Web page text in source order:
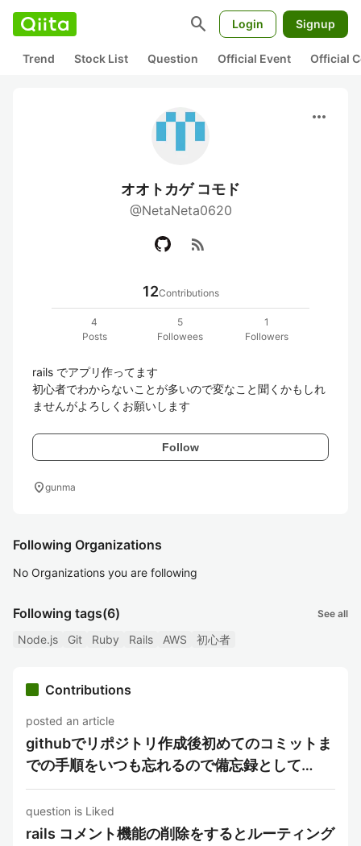
search Login Signup
Trend Stock List Question Official Event Official
more_horiz
オオトカゲ コモド
@NetaNeta0620
rss_feed
12Contributions
4
Posts
5
Followees
1
Followers
rails でアプリ作ってます
初心者でわからないことが多いので変なこと聞くかもしれ
ませんがよろしくお願いします
Follow
location_ongunma
Following Organizations
No Organizations you are following
Following tags(6) See all
Node.js Git Ruby Rails AWS 初心者
Contributions
posted an article
githubでリポジトリ作成後初めてのコミットま
での手順をいつも忘れるので備忘録として…
question is Liked
rails コメント機能の削除をするとルーティング